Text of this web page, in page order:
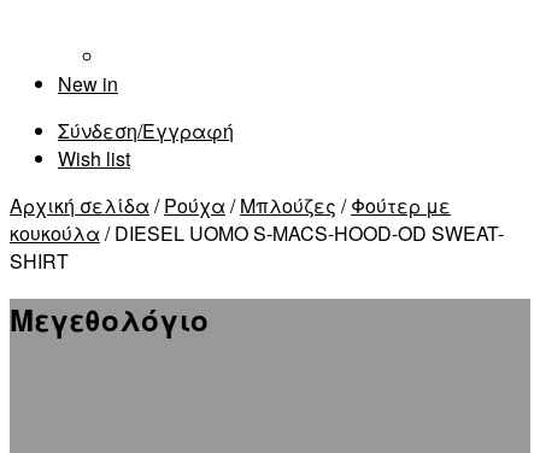
New in
Σύνδεση/Εγγραφή
Wish list
Αρχική σελίδα /Ρούχα /Μπλούζες /Φούτερ με
κουκούλα / DIESEL UOMO S-MACS-HOOD-OD SWEAT-
SHIRT
Μεγεθολόγιο